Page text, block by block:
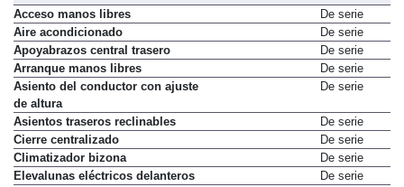
Acceso manos libres
De serie
Aire acondicionado
De serie
Apoyabrazos central trasero
De serie
Arranque manos libres
De serie
Asiento del conductor con ajuste
de altura
De serie
Asientos traseros reclinables
De serie
Cierre centralizado
De serie
Climatizador bizona
De serie
Elevalunas eléctricos delanteros
De serie